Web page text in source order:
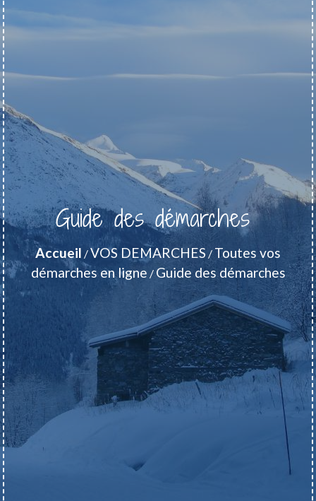
Guide des démarches
Accueil /VOS DEMARCHES / Toutes vos
démarches en ligne / Guide des démarches